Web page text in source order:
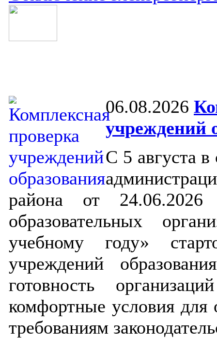
06.08.2026
учреждений
С 5 августа в
района от
образовательных
учебному году»
учреждений
готовность
комфортные условия для
требованиям